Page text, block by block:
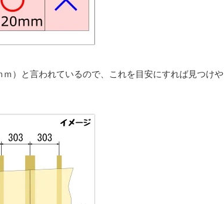
）と言われているので、これを目安にすれば見つけや